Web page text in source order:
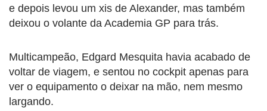
e depois levou um xis de Alexander, mas também
deixou o volante da Academia GP para trás.
Multicampeão, Edgard Mesquita havia acabado de
voltar de viagem, e sentou no cockpit apenas para
ver o equipamento o deixar na mão, nem mesmo
largando.